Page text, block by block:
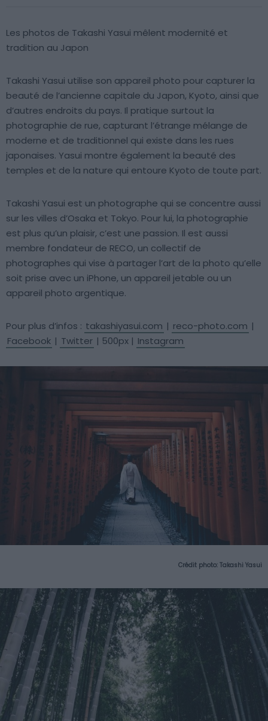
Les photos de Takashi Yasui mêlent modernité et
tradition au Japon
Takashi Yasui utilise son appareil photo pour capturer la
beauté de l’ancienne capitale du Japon, Kyoto, ainsi que
d’autres endroits du pays. Il pratique surtout la
photographie de rue, capturant l’étrange mélange de
moderne et de traditionnel qui existe dans les rues
japonaises. Yasui montre également la beauté des
temples et de la nature qui entoure Kyoto de toute part.
Takashi Yasui est un photographe qui se concentre aussi
sur les villes d’Osaka et Tokyo. Pour lui, la photographie
est plus qu’un plaisir, c’est une passion. Il est aussi
membre fondateur de RECO, un collectif de
photographes qui vise à partager l’art de la photo qu’elle
soit prise avec un iPhone, un appareil jetable ou un
appareil photo argentique.
Pour plus d’infos : takashiyasui.com | reco-photo.com |
Facebook | Twitter | 500px | Instagram
Crédit photo: Takashi Yasui